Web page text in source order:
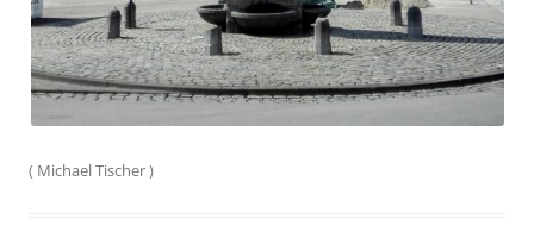
( Michael Tischer)